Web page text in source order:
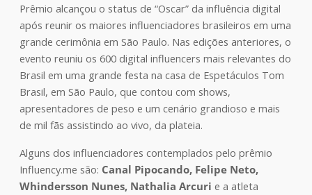
Prêmio alcançou o status de “Oscar” da influência digital
após reunir os maiores influenciadores brasileiros em uma
grande cerimônia em São Paulo. Nas edições anteriores, o
evento reuniu os 600 digital influencers mais relevantes do
Brasil em uma grande festa na casa de Espetáculos Tom
Brasil, em São Paulo, que contou com shows,
apresentadores de peso e um cenário grandioso e mais
de mil fãs assistindo ao vivo, da plateia.
Alguns dos influenciadores contemplados pelo prêmio
Influency.me são: Canal Pipocando, Felipe Neto,
Whindersson Nunes, Nathalia Arcuri e a atleta